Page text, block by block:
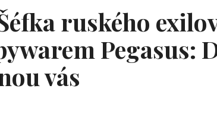
ruského
Pegasus:
vás